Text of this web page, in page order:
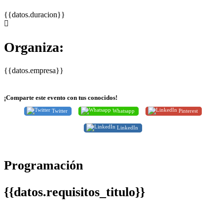
{{datos.duracion}}
Organiza:
{{datos.empresa}}
¡Comparte este evento con tus conocidos!
Twitter Whatsapp Pinterest
LinkedIn
Programación
{{datos.requisitos_titulo}}